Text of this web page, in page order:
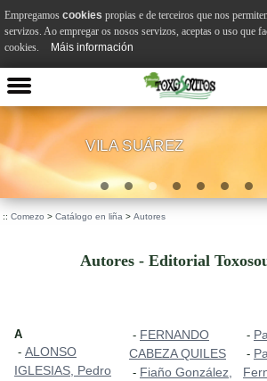
VILA SUÁREZ
:: Comezo > Catálogo en liña > Autores
Autores - Editorial
A
- ALONSO
IGLESIAS, Pedro
- FERNANDO
CABEZA QUILES
- Fiaño González,
-
-
Empregamos cookies propias e de terceiros que nos
servizos. Ao empregar os nosos servizos, aceptas o uso que
cookies.
Máis información